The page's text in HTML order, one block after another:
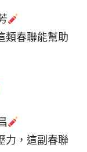
類春聯能幫助
力，這副春聯